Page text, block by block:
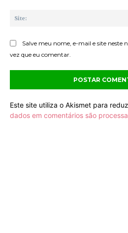
Salve meu nome, e-mail e site neste
vez que eu comentar.
Este site utiliza o Akismet para
dados em comentários são